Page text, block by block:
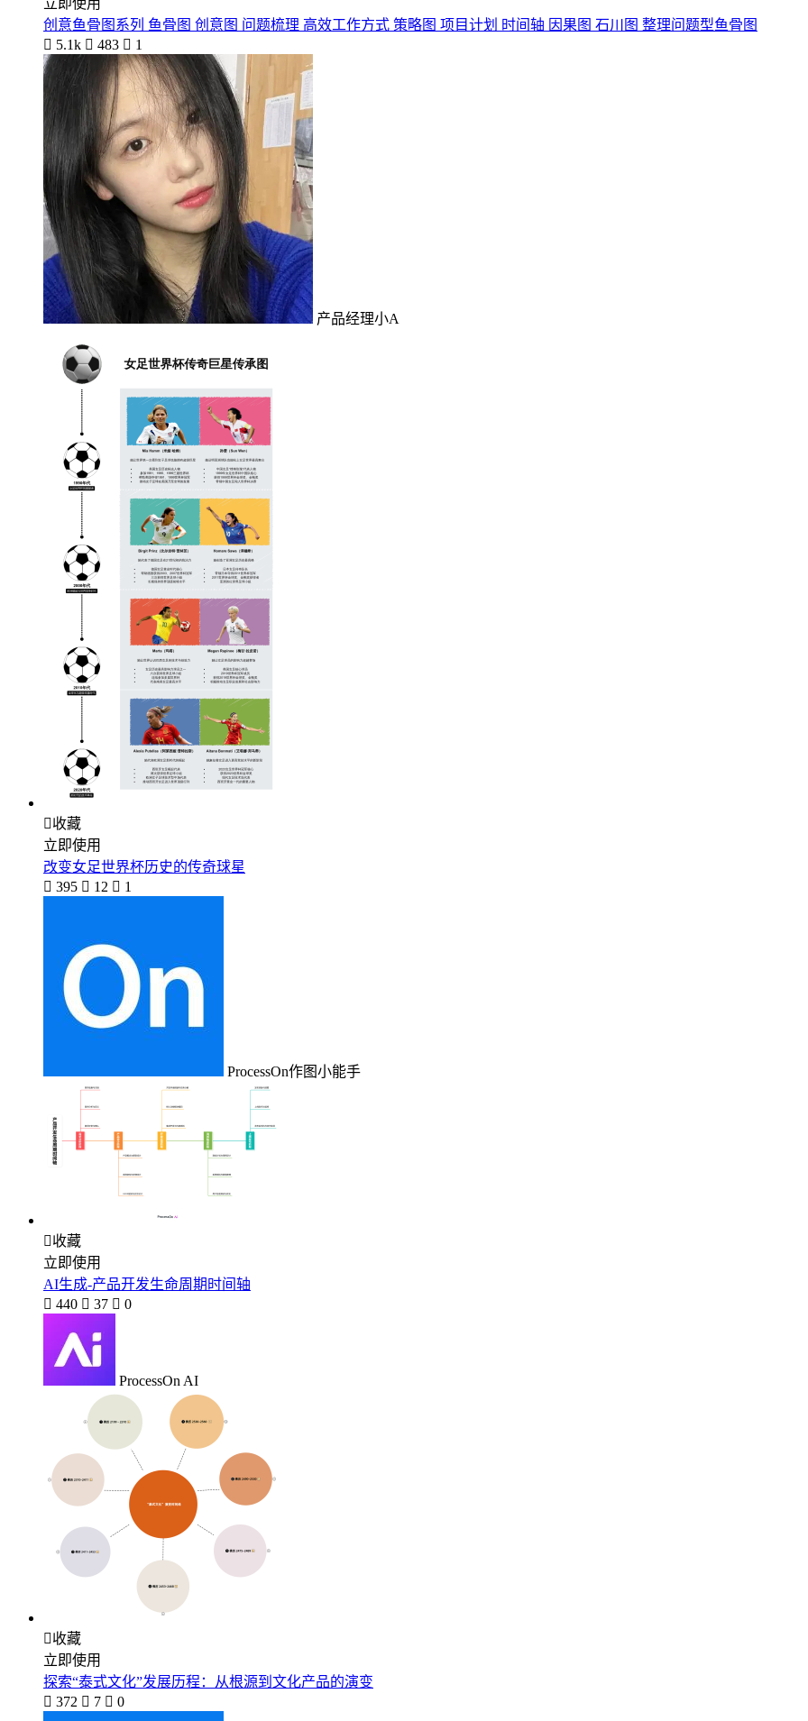
立即使用
创意鱼骨图系列 鱼骨图 创意图 问题梳理 高效工作方式 策略图 项目计划 时间轴 因果图 石川图 整理问题型鱼骨图
 5.1k  483  1
产品经理小A
收藏
立即使用
改变女足世界杯历史的传奇球星
 395  12  1
ProcessOn作图小能手
收藏
立即使用
AI生成-产品开发生命周期时间轴
 440  37  0
ProcessOn AI
收藏
立即使用
探索“泰式文化”发展历程：从根源到文化产品的演变
 372  7  0